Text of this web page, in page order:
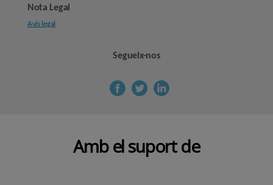
Nota Legal
Avís legal
Segueix-nos
Amb el suport de